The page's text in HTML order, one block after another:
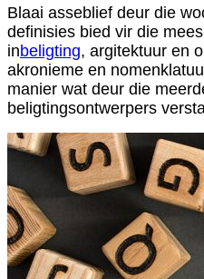
Blaai asseblief deur die
definisies bied vir die
inbeligting, argitektuur en
akronieme en
manier wat deur die
beligtingsontwerpers